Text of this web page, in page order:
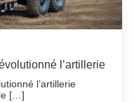
l’artillerie
l’artillerie
[…]